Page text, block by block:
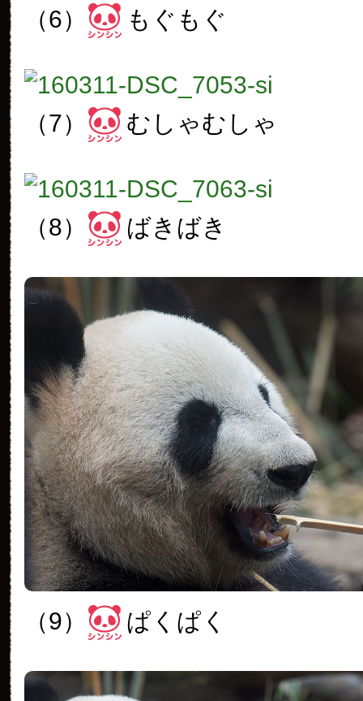
（6） もぐもぐ
（7） むしゃむしゃ
（8） ばきばき
（9） ぱくぱく